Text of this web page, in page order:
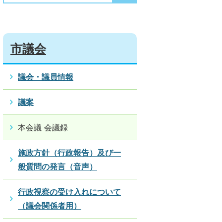
市議会
議会・議員情報
議案
本会議 会議録
施政方針（行政報告）及び一
般質問の発言（音声）
行政視察の受け入れについて
（議会関係者用）